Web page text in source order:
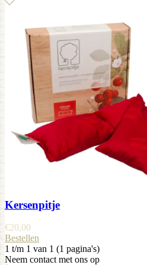
Kersenpitje
€20,00
Bestellen
1 t/m 1 van 1 (1 pagina's)
Neem contact met ons op